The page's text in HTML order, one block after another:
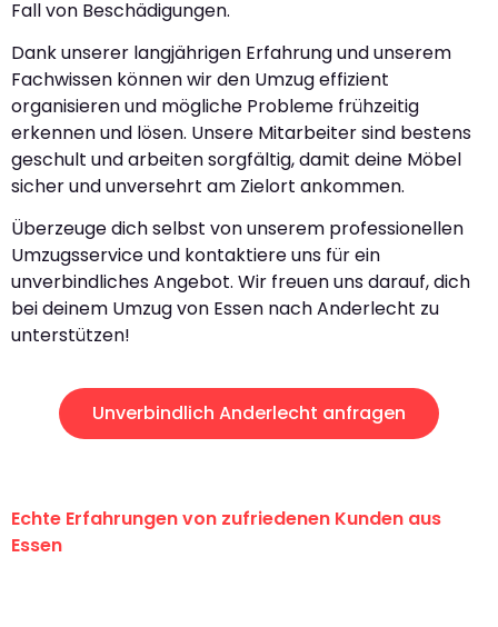
Fall von Beschädigungen.
Dank unserer langjährigen Erfahrung und unserem
Fachwissen können wir den Umzug effizient
organisieren und mögliche Probleme frühzeitig
erkennen und lösen. Unsere Mitarbeiter sind bestens
geschult und arbeiten sorgfältig, damit deine Möbel
sicher und unversehrt am Zielort ankommen.
Überzeuge dich selbst von unserem professionellen
Umzugsservice und kontaktiere uns für ein
unverbindliches Angebot. Wir freuen uns darauf, dich
bei deinem Umzug von Essen nach Anderlecht zu
unterstützen!
Unverbindlich Anderlecht anfragen
Echte Erfahrungen von zufriedenen Kunden aus
Essen